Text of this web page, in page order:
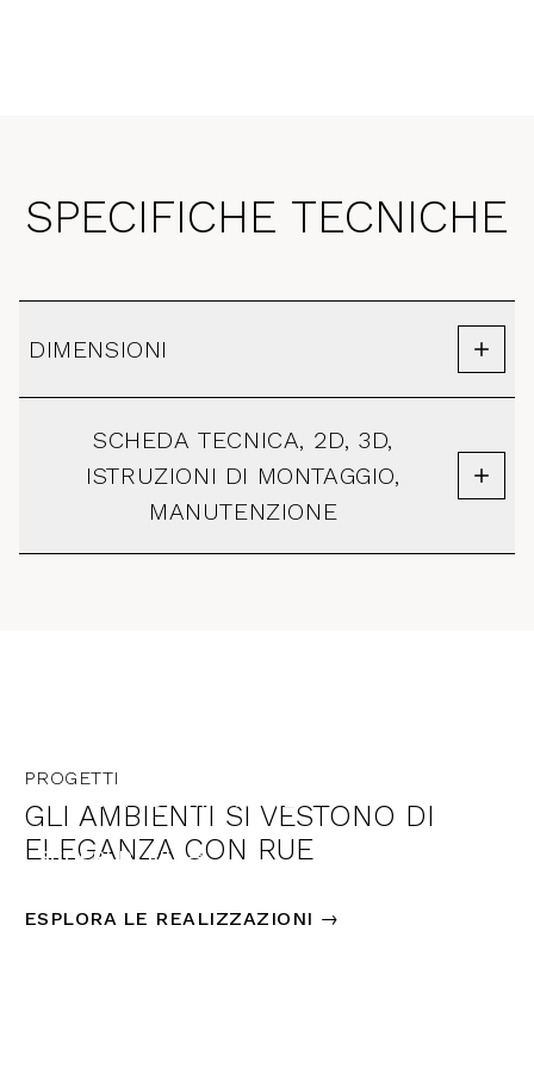
SPECIFICHE TECNICHE
DIMENSIONI
SCHEDA TECNICA, 2D, 3D,
ISTRUZIONI DI MONTAGGIO,
MANUTENZIONE
INTERNO MARCHE
SCOPRI DI PIÙ →
PROGETTI
GLI AMBIENTI SI VESTONO DI
ELEGANZA CON RUE
ESPLORA LE REALIZZAZIONI →